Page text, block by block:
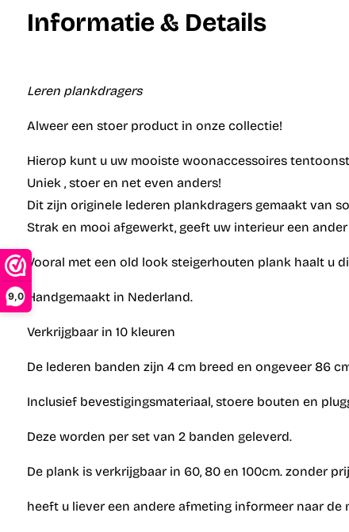
9,0
Informatie & Details
Leren plankdragers
Alweer een stoer product in onze collectie!
Hierop kunt u uw mooiste woonaccessoires
Uniek , stoer en net even anders!
Dit zijn originele lederen plankdragers gemaakt van
Strak en mooi afgewerkt, geeft uw interieur een
Vooral met een old look steigerhouten plank haalt u
Handgemaakt in Nederland.
Verkrijgbaar in 10 kleuren
De lederen banden zijn 4 cm breed en ongeveer 86
Inclusief bevestigingsmateriaal, stoere bouten en
Deze worden per set van 2 banden geleverd.
De plank is verkrijgbaar in 60, 80 en 100cm. zonder
heeft u liever een andere afmeting informeer naar